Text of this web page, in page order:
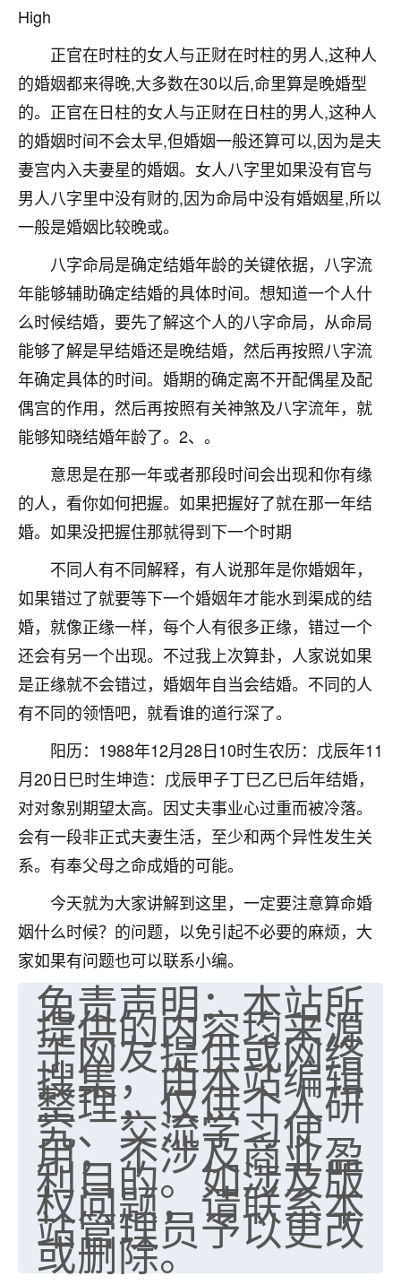
High
正官在时柱的女人与正财在时柱的男人,这种人
的婚姻都来得晚,大多数在30以后,命里算是晚婚型
的。正官在日柱的女人与正财在日柱的男人,这种人
的婚姻时间不会太早,但婚姻一般还算可以,因为是夫
妻宫内入夫妻星的婚姻。女人八字里如果没有官与
男人八字里中没有财的,因为命局中没有婚姻星,所以
一般是婚姻比较晚或。
八字命局是确定结婚年龄的关键依据，八字流
年能够辅助确定结婚的具体时间。想知道一个人什
么时候结婚，要先了解这个人的八字命局，从命局
能够了解是早结婚还是晚结婚，然后再按照八字流
年确定具体的时间。婚期的确定离不开配偶星及配
偶宫的作用，然后再按照有关神煞及八字流年，就
能够知晓结婚年龄了。2、。
意思是在那一年或者那段时间会出现和你有缘
的人，看你如何把握。如果把握好了就在那一年结
婚。如果没把握住那就得到下一个时期
不同人有不同解释，有人说那年是你婚姻年，
如果错过了就要等下一个婚姻年才能水到渠成的结
婚，就像正缘一样，每个人有很多正缘，错过一个
还会有另一个出现。不过我上次算卦，人家说如果
是正缘就不会错过，婚姻年自当会结婚。不同的人
有不同的领悟吧，就看谁的道行深了。
阳历：1988年12月28日10时生农历：戊辰年11
月20日巳时生坤造：戊辰甲子丁巳乙巳后年结婚，
对对象别期望太高。因丈夫事业心过重而被冷落。
会有一段非正式夫妻生活，至少和两个异性发生关
系。有奉父母之命成婚的可能。
今天就为大家讲解到这里，一定要注意算命婚
姻什么时候？的问题，以免引起不必要的麻烦，大
家如果有问题也可以联系小编。
免责声明：本站所
提供的内容均来源
于网友提供或网络
搜集，由本站编辑
整理，仅供个人研
究、交流学习使
用，不涉及商业盈
利目的。如涉及版
权问题，请联系本
站管理员予以更改
或删除。
我是公司人事调整，有升迁机会，但同时竞争的我们
三个，找老师的时候是抱着侥幸心理，没想到老师看
着我晋升有望，我半信半疑的按照老师建议，做了化
太岁还有一个发钱粮，本来年前的人事调整，拖到年
后，我以为都没戏了，结果开年一上班，开会提拔升
职第一个就是我，职务无所谓，主要是底薪加了
3000，非常开心，无论如何，感恩感谢！🙏🏻
鹿森：恭喜升职加薪！！，请客吗？�
心心相印
我身体不太好，总是病病殃殃的，去检查又没什么大
问题，反正就是不舒服。中医西医看遍了，找不到问
题，后来无意中看到有人推荐慧来老师，跟老师聊过
之后，心情豁然开朗，也听老师建议，处理了一些因
果问题。今年以来，身体比以前好多，主要是心情好
了，老师说境随心转，现在深有体会了。
触，首先就是心态会变好，万般皆是命，半点
不由人！
1天前 来自四川
金白水清
我也想找老师看看，有没有人给个联系方式的啊？
鹿森：慧来老师微信：gjsy0624
1天前 来自江西 12
我也想要，我也想要！
2天前 来自山西 15
Jessica李
老师做不做超度法事？我想给我奶奶做超度，她今年
刚去世了。
七零老顽童：我母亲前年离世，刚开始我经常
做梦梦见她，后来也是朋友介绍，找到慧来老
师，安排了超度法事，做梦再也没有梦到过
了，一开始是半信半疑的，图个心安，给亡母
超度，现在看来，人不信也不行。
2天前 来自云南 11
优秀的张同学
老师收徒吗？？我对这些很感兴趣
2天前 来自山西 15